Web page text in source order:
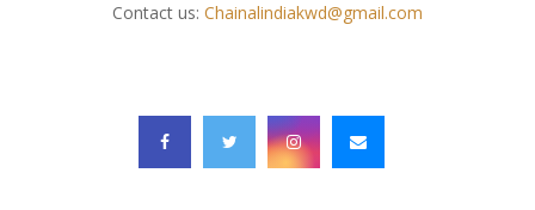
Contact us: Chainalindiakwd@gmail.com